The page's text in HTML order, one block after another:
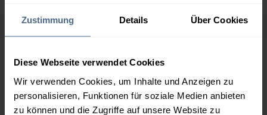
Zustimmung Details Über Cookies
Diese Webseite verwendet Cookies
Wir verwenden Cookies, um Inhalte und Anzeigen zu
personalisieren, Funktionen für soziale Medien anbieten
zu können und die Zugriffe auf unsere Website zu
2.000 Liter + 3,60 €
3.000 Liter
149,44 €
5.000 Liter
150,96 €
147,36 €
+ 3,60 €